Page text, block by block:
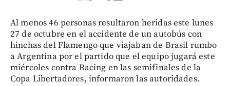
Al menos 46 personas resultaron heridas este lunes
27 de octubre en el accidente de un autobús con
hinchas del Flamengo que viajaban de Brasil rumbo
a Argentina por el partido que el equipo jugará este
miércoles contra Racing en las semifinales de la
Copa Libertadores, informaron las autoridades.